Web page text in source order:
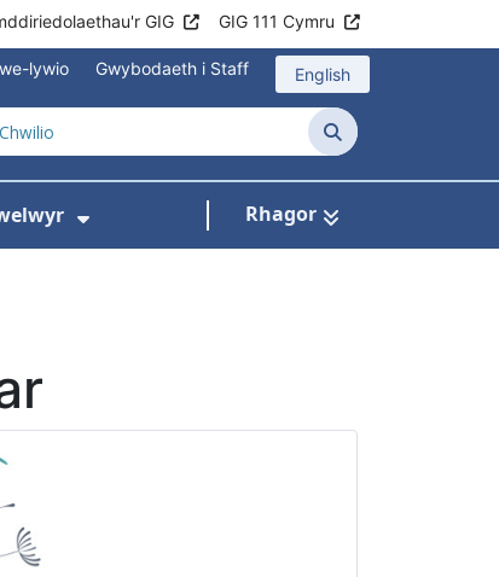
GIG GIG 111 Cymru
lywio Gwybodaeth i Staff English
Chwilio
Rhagor